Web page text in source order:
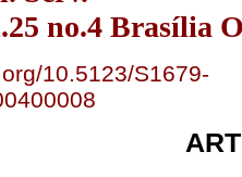
no.4 Brasília
10.5123/S1679-